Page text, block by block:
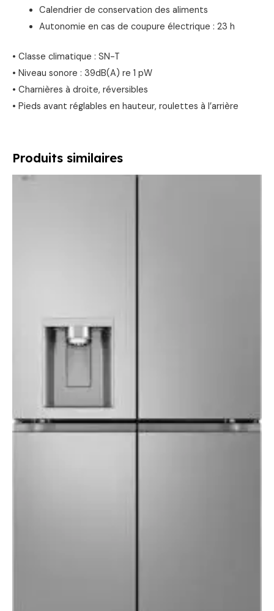
Calendrier de conservation des aliments
Autonomie en cas de coupure électrique : 23 h
• Classe climatique : SN-T
• Niveau sonore : 39dB(A) re 1 pW
• Charnières à droite, réversibles
• Pieds avant réglables en hauteur, roulettes à l’arrière
Produits similaires